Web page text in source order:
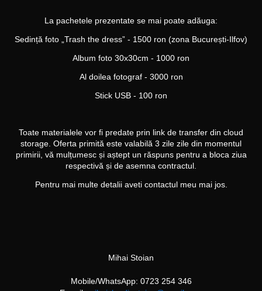
La pachetele prezentate se mai poate adăuga:
Sedință foto „Trash the dress” - 1500 ron (zona București-Ilfov)
Album foto 30x30cm - 1000 ron
Al doilea fotograf - 3000 ron
Stick USB - 100 ron
Toate materialele vor fi predate prin link de transfer din cloud
storage. Oferta primită este valabilă 3 zile zile din momentul
primirii, vă mulțumesc și aștept un răspuns pentru a bloca ziua
respectivă și de asemna contractul.
Pentru mai multe detalii aveti contactul meu mai jos.
Mihai Stoian
Mobile/WhatsApp: 0723 254 346